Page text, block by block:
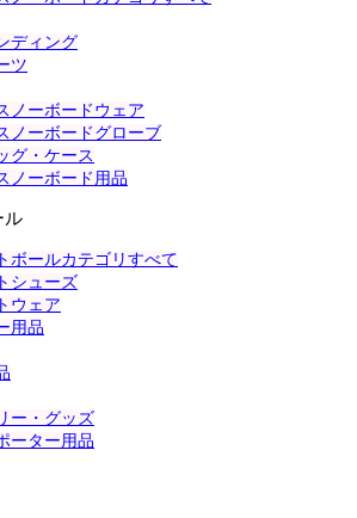
ディング
ツ
ノーボードウェア
ノーボードグローブ
グ・ケース
ノーボード用品
ル
ボールカテゴリすべて
シューズ
ウェア
用品
ー・グッズ
ーター用品